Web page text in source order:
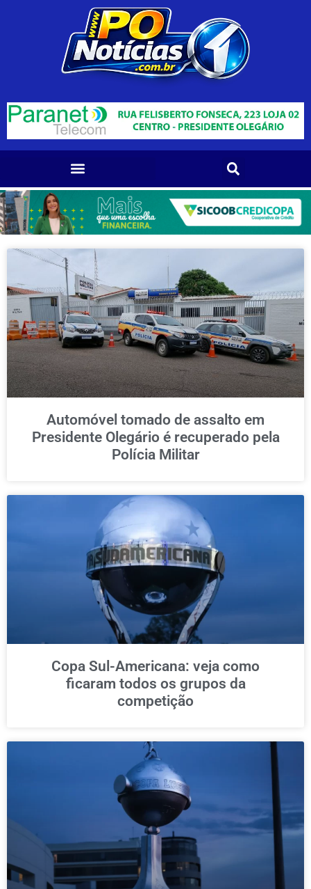
Automóvel tomado de assalto em
Presidente Olegário é recuperado pela
Polícia Militar
Copa Sul-Americana: veja como
ficaram todos os grupos da
competição